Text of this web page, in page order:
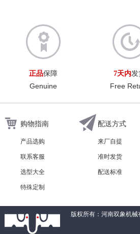
正品保障
Genuine
7天内发
Free
购物指南
产品选购
联系客服
选型大全
特殊定制
配送方式
来厂自提
准时发货
配送标准
版权所有：河南双象机